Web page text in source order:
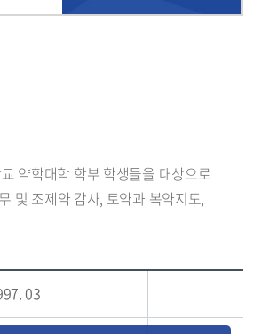
약학대학 학부 학생들을 대상으로
및 조제약 감사, 토약과 복약지도,
약무 실습 교육을 제공하기 위해
03